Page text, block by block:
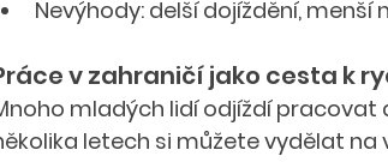
Nevýhody: delší dojíždění,
v zahraničí jako cesta k
mladých lidí odjíždí pracovat
letech si můžete vydělat na